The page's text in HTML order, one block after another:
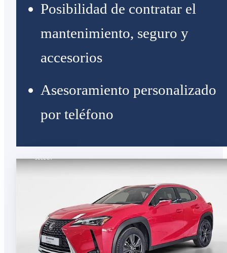
Posibilidad de contratar el
mantenimiento, seguro y
accesorios
Asesoramiento personalizado
por teléfono